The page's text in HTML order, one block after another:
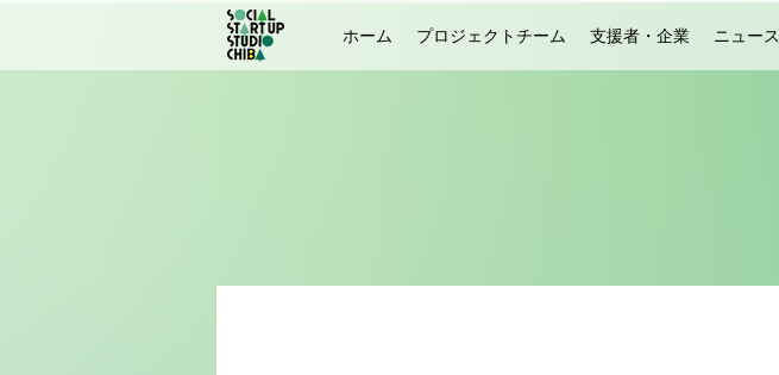
ホーム プロジェクトチーム 支援者・企業 ニュース